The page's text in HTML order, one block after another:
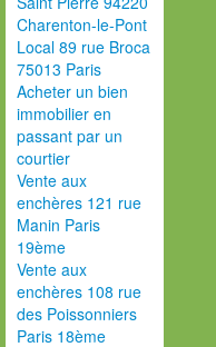
Charenton-le-Pont
Local 89 rue Broca
75013 Paris
Acheter un bien
immobilier en
passant par un
courtier
Vente aux
enchères 121 rue
Manin Paris
19ème
Vente aux
enchères 108 rue
des Poissonniers
Paris 18ème